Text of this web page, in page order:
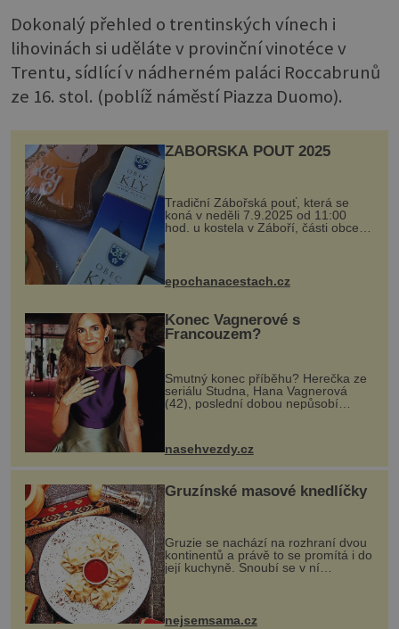
Dokonalý přehled o trentinských vínech i
lihovinách si uděláte v provinční vinotéce v
Trentu, sídlící v nádherném paláci Roccabrunů
ze 16. stol. (poblíž náměstí Piazza Duomo).
ZÁBOŘSKÁ POUŤ 2025
Tradiční Zábořská pouť, která se
koná v neděli 7.9.2025 od 11:00
hod. u kostela v Záboří, části obce
Kly u Mělníka. V programu naleznete
komentovanou prohlídku kostela,
epochanacestach.cz
Konec Vagnerové s
Francouzem?
Smutný konec příběhu? Herečka ze
seriálu Studna, Hana Vagnerová
(42), poslední dobou nepůsobí
nasehvezdy.cz
Gruzínské masové knedlíčky
Gruzie se nachází na rozhraní dvou
kontinentů a právě to se promítá i do
její kuchyně. Snoubí se v ní
evropské a asijské chutě a díky tomu
vznikají rozmanité a chuťově bohaté
pokrmy, které rozhodně st...
nejsemsama.cz